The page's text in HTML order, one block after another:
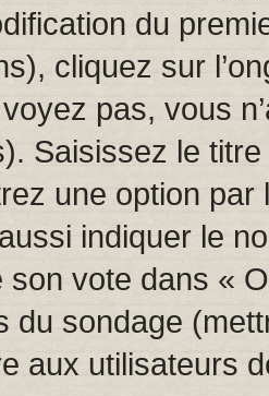
du
cliquez sur
pas, vous
Saisissez le
une option
indiquer le
vote dans «
du sondage
aux utilisateurs